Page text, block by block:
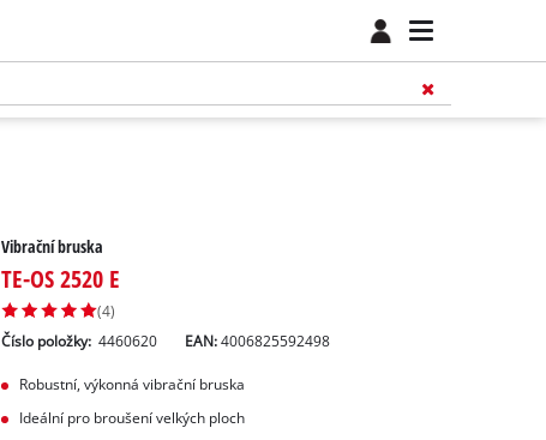
Vibrační bruska
TE-OS 2520 E
(4)
Číslo položky: 4460620 EAN:4006825592498
Robustní, výkonná vibrační bruska
Ideální pro broušení velkých ploch